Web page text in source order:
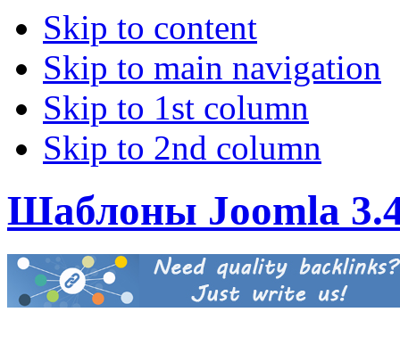
Skip to content
Skip to main navigation
Skip to 1st column
Skip to 2nd column
Шаблоны Joomla